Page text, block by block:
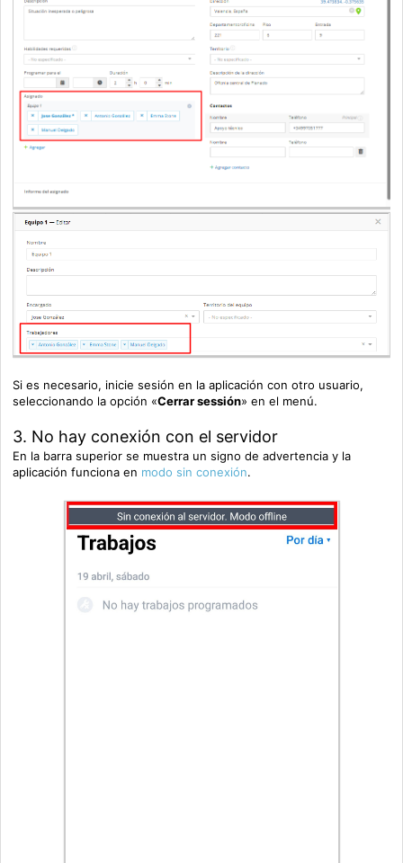
Si es necesario, inicie sesión en la aplicación con otro usuario,
seleccionando la opción «Cerrar sessión» en el menú.
3. No hay conexión con el servidor
En la barra superior se muestra un signo de advertencia y la
aplicación funciona en modo sin conexión.